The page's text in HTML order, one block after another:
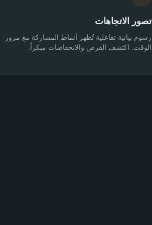
تصور الاتجاهات
رسوم بيانية تفاعلية تُظهر أنماط المشاركة مع مرور
الوقت. اكتشف الفرص والانخفاضات مبكراً.